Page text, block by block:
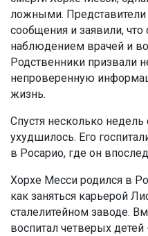
ложными.
сообщения и заявили, что
наблюдением врачей и
Родственники призвали
непроверенную
жизнь.
Спустя несколько недель
ухудшилось. Его
в Росарио, где он
Хорхе Месси родился в
как заняться карьерой
сталелитейном заводе.
воспитал четверых